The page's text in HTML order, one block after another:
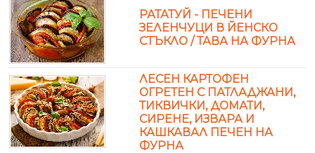
РАТАТУЙ - ПЕЧЕНИ
ЗЕЛЕНЧУЦИ В ЙЕНСКО
СТЪКЛО / ТАВА НА ФУРНА
ЛЕСЕН КАРТОФЕН
ОГРЕТЕН С ПАТЛАДЖАНИ,
ТИКВИЧКИ, ДОМАТИ,
СИРЕНЕ, ИЗВАРА И
КАШКАВАЛ ПЕЧЕН НА
ФУРНА